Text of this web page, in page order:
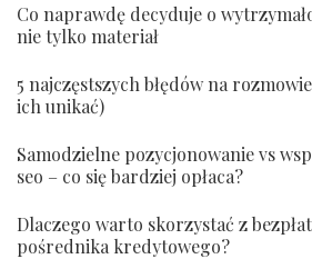
Co naprawdę decyduje o
nie tylko materiał
5 najczęstszych błędów na
ich unikać)
Samodzielne pozycjonowanie vs
seo – co się bardziej opłaca?
Dlaczego warto skorzystać z
pośrednika kredytowego?